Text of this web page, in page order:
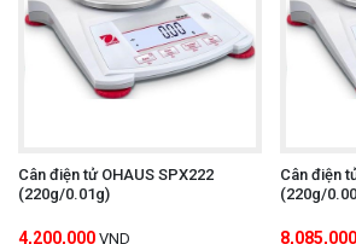
Cân điện tử OHAUS SPX222
(220g/0.01g)
4,200,000 VND
Cân điện
(220g/
8,085,000